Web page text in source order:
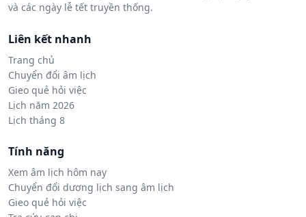
và các ngày lễ tết truyền thống.
Liên kết nhanh
Trang chủ
Chuyển đổi âm lịch
Gieo quẻ hỏi việc
Lịch năm 2026
Lịch tháng 8
Tính năng
Xem âm lịch hôm nay
Chuyển đổi dương lịch sang âm lịch
Gieo quẻ hỏi việc